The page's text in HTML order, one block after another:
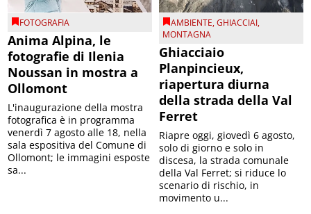
FOTOGRAFIA
Anima Alpina, le
fotografie di Ilenia
Noussan in mostra a
Ollomont
L'inaugurazione della mostra
fotografica è in programma
venerdì 7 agosto alle 18, nella
sala espositiva del Comune di
Ollomont; le immagini esposte
sa...
AMBIENTE,GHIACCIAI,
MONTAGNA
Ghiacciaio
Planpincieux,
riapertura diurna
della strada della Val
Ferret
Riapre oggi, giovedì 6 agosto,
solo di giorno e solo in
discesa, la strada comunale
della Val Ferret; si riduce lo
scenario di rischio, in
movimento u...